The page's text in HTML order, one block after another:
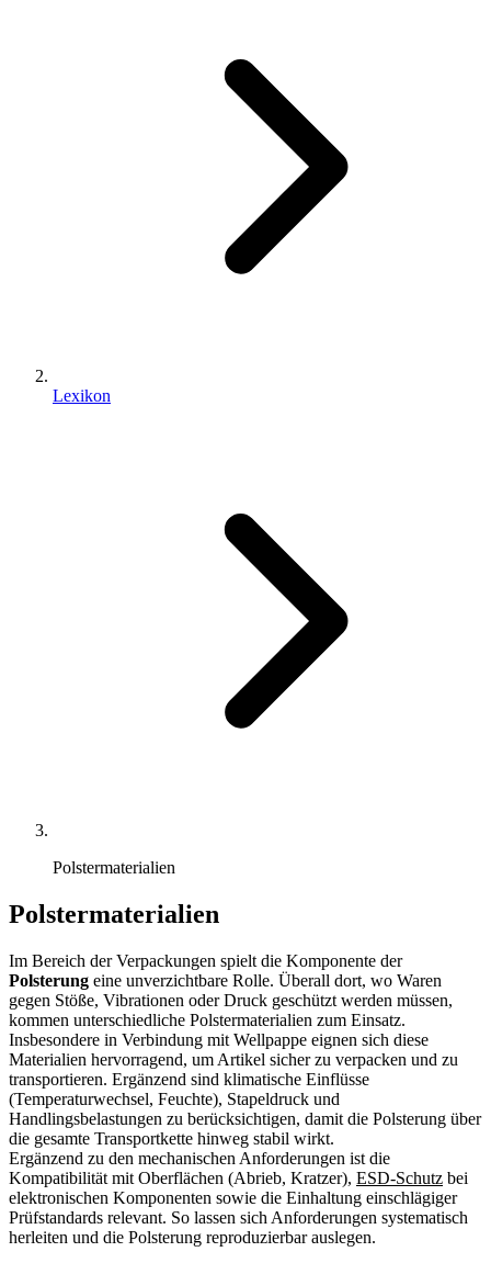
Lexikon
Polstermaterialien
Polstermaterialien
Im Bereich der Verpackungen spielt die Komponente der
Polsterung eine unverzichtbare Rolle. Überall dort, wo Waren
gegen Stöße, Vibrationen oder Druck geschützt werden müssen,
kommen unterschiedliche Polstermaterialien zum Einsatz.
Insbesondere in Verbindung mit Wellpappe eignen sich diese
Materialien hervorragend, um Artikel sicher zu verpacken und zu
transportieren. Ergänzend sind klimatische Einflüsse
(Temperaturwechsel, Feuchte), Stapeldruck und
Handlingsbelastungen zu berücksichtigen, damit die Polsterung über
die gesamte Transportkette hinweg stabil wirkt.
Ergänzend zu den mechanischen Anforderungen ist die
Kompatibilität mit Oberflächen (Abrieb, Kratzer), ESD-Schutz bei
elektronischen Komponenten sowie die Einhaltung einschlägiger
Prüfstandards relevant. So lassen sich Anforderungen systematisch
herleiten und die Polsterung reproduzierbar auslegen.